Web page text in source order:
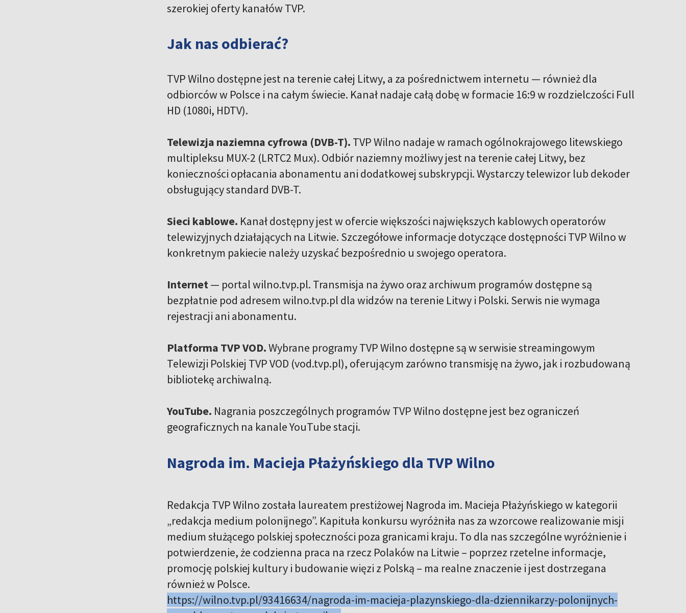
szerokiej oferty kanałów TVP.
Jak nas odbierać?
TVP Wilno dostępne jest na terenie całej Litwy, a za pośrednictwem internetu — również dla
odbiorców w Polsce i na całym świecie. Kanał nadaje całą dobę w formacie 16:9 w rozdzielczości Full
HD (1080i, HDTV).
Telewizja naziemna cyfrowa (DVB-T). TVP Wilno nadaje w ramach ogólnokrajowego litewskiego
multipleksu MUX-2 (LRTC2 Mux). Odbiór naziemny możliwy jest na terenie całej Litwy, bez
konieczności opłacania abonamentu ani dodatkowej subskrypcji. Wystarczy telewizor lub dekoder
obsługujący standard DVB-T.
Sieci kablowe. Kanał dostępny jest w ofercie większości największych kablowych operatorów
telewizyjnych działających na Litwie. Szczegółowe informacje dotyczące dostępności TVP Wilno w
konkretnym pakiecie należy uzyskać bezpośrednio u swojego operatora.
Internet — portal wilno.tvp.pl. Transmisja na żywo oraz archiwum programów dostępne są
bezpłatnie pod adresem wilno.tvp.pl dla widzów na terenie Litwy i Polski. Serwis nie wymaga
rejestracji ani abonamentu.
Platforma TVP VOD.Wybrane programy TVP Wilno dostępne są w serwisie streamingowym
Telewizji Polskiej TVP VOD (vod.tvp.pl), oferującym zarówno transmisję na żywo, jak i rozbudowaną
bibliotekę archiwalną.
YouTube. Nagrania poszczególnych programów TVP Wilno dostępne jest bez ograniczeń
geograficznych na kanale YouTube stacji.
Nagroda im. Macieja Płażyńskiego dla TVP Wilno
Redakcja TVP Wilno została laureatem prestiżowej Nagroda im. Macieja Płażyńskiego w kategorii
„redakcja medium polonijnego”. Kapituła konkursu wyróżniła nas za wzorcowe realizowanie misji
medium służącego polskiej społeczności poza granicami kraju. To dla nas szczególne wyróżnienie i
potwierdzenie, że codzienna praca na rzecz Polaków na Litwie – poprzez rzetelne informacje,
promocję polskiej kultury i budowanie więzi z Polską – ma realne znaczenie i jest dostrzegana
również w Polsce.
https://wilno.tvp.pl/93416634/nagroda-im-macieja-plazynskiego-dla-dziennikarzy-polonijnych-